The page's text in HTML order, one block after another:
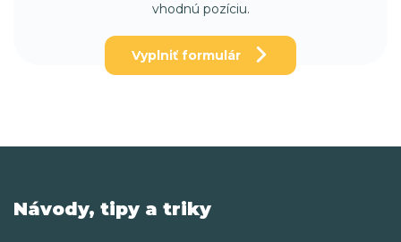
vhodnú pozíciu.
Vyplniť formulár
Návody, tipy a triky